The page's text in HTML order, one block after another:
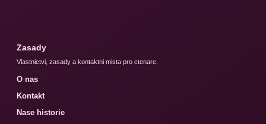
Zasady
Vlastnictvi, zasady a kontaktni mista pro ctenare.
O nas
Kontakt
Nase historie